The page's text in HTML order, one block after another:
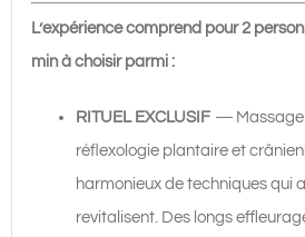
L’expérience comprend pour 2
min à choisir parmi :
RITUEL EXCLUSIF —
réflexologie plantaire et
harmonieux de techniques qui
revitalisent. Des longs